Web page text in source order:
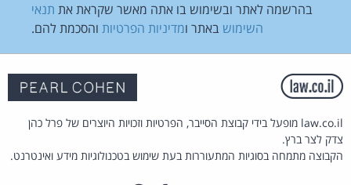
בהרשמה לאתר ובשימוש בו אתה מאשר שקראת את תנאי
השימוש באתר ומדיניות הפרטיות והסכמת להם.
law.co.il מופעל בידי קבוצת הסייבר, הפרטיות וזכויות היוצרים של פרל כהן
צדק לצר ברץ.
הקבוצה מתמחה בסוגיות המתעוררות בעת שימוש בטכנולוגיות מידע ואינטרנט.